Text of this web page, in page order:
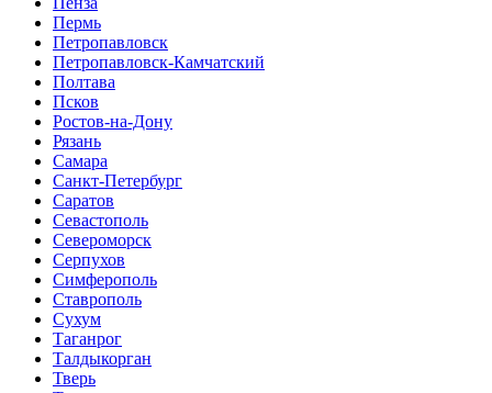
Пермь
Петропавловск
Петропавловск-Камчатский
Полтава
Псков
Ростов-на-Дону
Рязань
Самара
Санкт-Петербург
Саратов
Севастополь
Североморск
Серпухов
Симферополь
Ставрополь
Сухум
Таганрог
Tалдыкорган
Тверь